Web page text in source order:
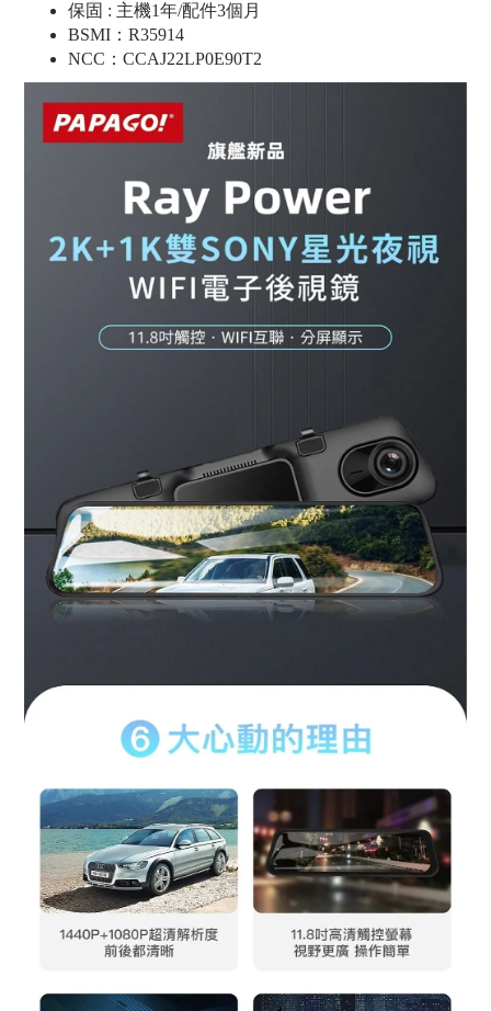
保固 : 主機1年/配件3個月
BSMI：R35914
NCC：CCAJ22LP0E90T2